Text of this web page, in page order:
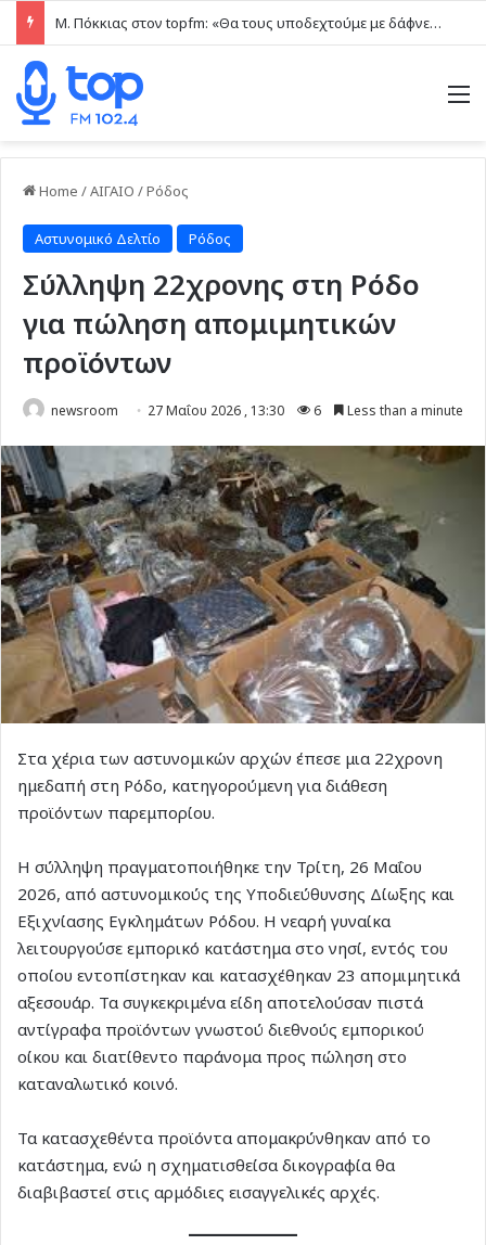
Μ. Πόκκιας στον topfm: «Θα τους υποδεχτούμε με δάφνες και πικροδάφνες» –Η ειρωνική “υποδοχή” στον υβριδικό σταθμό (ηχητικό)
Home /ΑΙΓΑΙΟ /Ρόδος
Αστυνομικό Δελτίο Ρόδος
Σύλληψη 22χρονης στη Ρόδο
για πώληση απομιμητικών
προϊόντων
newsroom 27 Μαΐου 2026 , 13:30 6 Less than a minute
Στα χέρια των αστυνομικών αρχών έπεσε μια 22χρονη
ημεδαπή στη Ρόδο, κατηγορούμενη για διάθεση
προϊόντων παρεμπορίου.
Η σύλληψη πραγματοποιήθηκε την Τρίτη, 26 Μαΐου
2026, από αστυνομικούς της Υποδιεύθυνσης Δίωξης και
Εξιχνίασης Εγκλημάτων Ρόδου. Η νεαρή γυναίκα
λειτουργούσε εμπορικό κατάστημα στο νησί, εντός του
οποίου εντοπίστηκαν και κατασχέθηκαν 23 απομιμητικά
αξεσουάρ. Τα συγκεκριμένα είδη αποτελούσαν πιστά
αντίγραφα προϊόντων γνωστού διεθνούς εμπορικού
οίκου και διατίθεντο παράνομα προς πώληση στο
καταναλωτικό κοινό.
Τα κατασχεθέντα προϊόντα απομακρύνθηκαν από το
κατάστημα, ενώ η σχηματισθείσα δικογραφία θα
διαβιβαστεί στις αρμόδιες εισαγγελικές αρχές.